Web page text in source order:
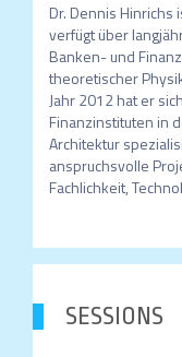
Dr. Dennis Hinrichs
verfügt über
Banken- und
theoretischer
Jahr 2012 hat er
Finanzinstituten in
Architektur
anspruchsvolle
Fachlichkeit,
SESSIONS